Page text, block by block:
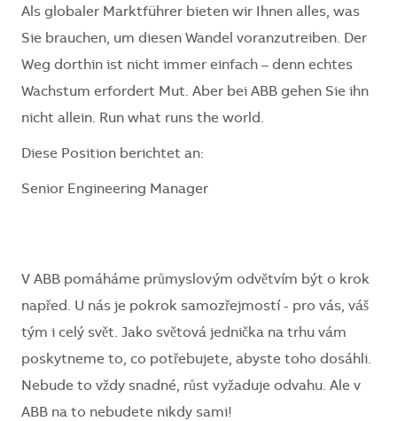
Als globaler Marktführer bieten wir Ihnen alles, was
Sie brauchen, um diesen Wandel voranzutreiben. Der
Weg dorthin ist nicht immer einfach – denn echtes
Wachstum erfordert Mut. Aber bei ABB gehen Sie ihn
nicht allein. Run what runs the world.
Diese Position berichtet an:
Senior Engineering Manager
V ABB pomáháme průmyslovým odvětvím být o krok
napřed. U nás je pokrok samozřejmostí - pro vás, váš
tým i celý svět. Jako světová jednička na trhu vám
poskytneme to, co potřebujete, abyste toho dosáhli.
Nebude to vždy snadné, růst vyžaduje odvahu. Ale v
ABB na to nebudete nikdy sami!